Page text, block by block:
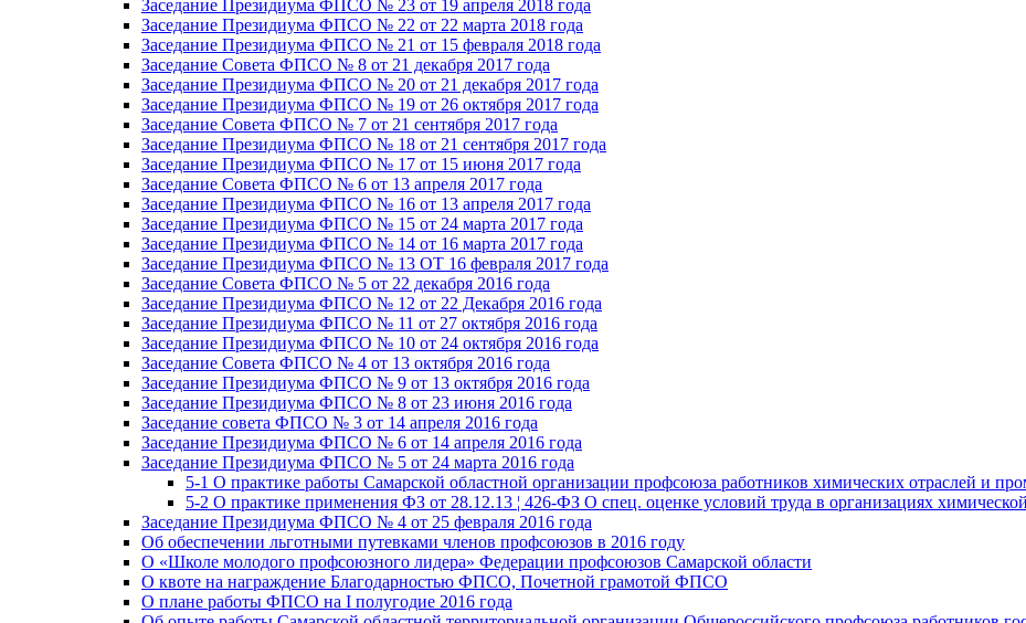
Заседание Президиума ФПСО № 23 от 19 апреля 2018 года
Заседание Президиума ФПСО № 22 от 22 марта 2018 года
Заседание Президиума ФПСО № 21 от 15 февраля 2018 года
Заседание Совета ФПСО № 8 от 21 декабря 2017 года
Заседание Президиума ФПСО № 20 от 21 декабря 2017 года
Заседание Президиума ФПСО № 19 от 26 октября 2017 года
Заседание Совета ФПСО № 7 от 21 сентября 2017 года
Заседание Президиума ФПСО № 18 от 21 сентября 2017 года
Заседание Президиума ФПСО № 17 от 15 июня 2017 года
Заседание Совета ФПСО № 6 от 13 апреля 2017 года
Заседание Президиума ФПСО № 16 от 13 апреля 2017 года
Заседание Президиума ФПСО № 15 от 24 марта 2017 года
Заседание Президиума ФПСО № 14 от 16 марта 2017 года
Заседание Президиума ФПСО № 13 ОТ 16 февраля 2017 года
Заседание Совета ФПСО № 5 от 22 декабря 2016 года
Заседание Президиума ФПСО № 12 от 22 Декабря 2016 года
Заседание Президиума ФПСО № 11 от 27 октября 2016 года
Заседание Президиума ФПСО № 10 от 24 октября 2016 года
Заседание Совета ФПСО № 4 от 13 октября 2016 года
Заседание Президиума ФПСО № 9 от 13 октября 2016 года
Заседание Президиума ФПСО № 8 от 23 июня 2016 года
Заседание совета ФПСО № 3 от 14 апреля 2016 года
Заседание Президиума ФПСО № 6 от 14 апреля 2016 года
Заседание Президиума ФПСО № 5 от 24 марта 2016 года
5-1 О практике работы Самарской областной организации профсоюза работников химических отраслей и
5-2 О практике применения ФЗ от 28.12.13 ¦ 426-ФЗ О спец. оценке условий труда в организациях
Заседание Президиума ФПСО № 4 от 25 февраля 2016 года
Об обеспечении льготными путевками членов профсоюзов в 2016 году
О «Школе молодого профсоюзного лидера» Федерации профсоюзов Самарской области
О квоте на награждение Благодарностью ФПСО, Почетной грамотой ФПСО
О плане работы ФПСО на I полугодие 2016 года